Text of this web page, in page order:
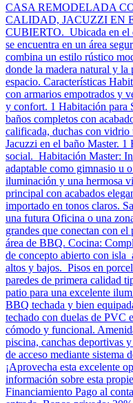
CASA REMODELADA
CALIDAD, JACUZZI EN
CUBIERTO. Ubicada en el
se encuentra en un área
combina un estilo rústico
donde la madera natural y la
espacio. Características
con armarios empotrados y
y confort. 1 Habitación para
baños completos con
calificada, duchas con vidrio
Jacuzzi en el baño Master. 1
social. Habitación Master:
adaptable como gimnasio u
iluminación y una hermosa
principal con acabados
importado en tonos claros.
una futura Oficina o una
grandes que conectan con
área de BBQ. Cocina:
de concepto abierto con isla
altos y bajos. Pisos en
paredes de primera calidad
patio para una excelente
BBQ techada y bien
techado con duelas de PVC
cómodo y funcional.
piscina, canchas deportivas
de acceso mediante sistema
¡Aprovecha esta excelente
información sobre esta
Financiamiento Pago al